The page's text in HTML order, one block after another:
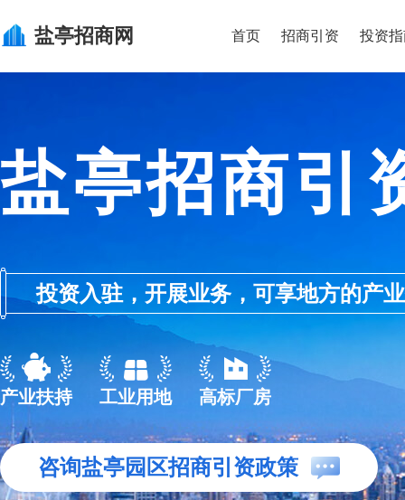
盐亭招商网 首页 招商引资 投资
盐亭招商引
投资入驻，开展业务，可享地方的产
产业扶持 工业用地 高标厂房
咨询盐亭园区招商引资政策